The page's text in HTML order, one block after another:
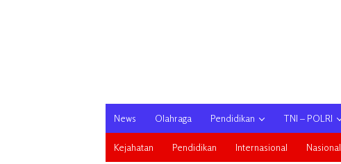
News Olahraga Pendidikan TNI – POLRI
Kejahatan Pendidikan Internasional Nasional